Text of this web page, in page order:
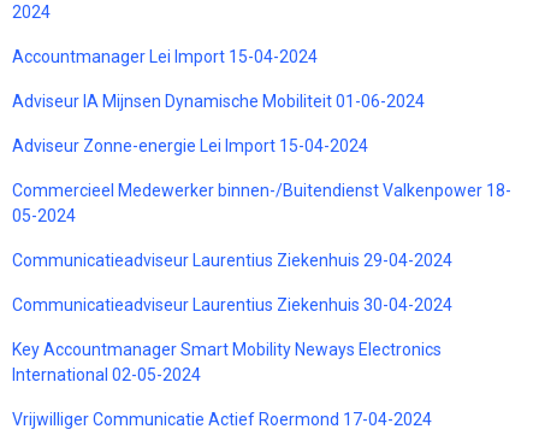
2024
Accountmanager Lei Import 15-04-2024
Adviseur IA Mijnsen Dynamische Mobiliteit 01-06-2024
Adviseur Zonne-energie Lei Import 15-04-2024
Commercieel Medewerker binnen-/Buitendienst Valkenpower 18-
05-2024
Communicatieadviseur Laurentius Ziekenhuis 29-04-2024
Communicatieadviseur Laurentius Ziekenhuis 30-04-2024
Key Accountmanager Smart Mobility Neways Electronics
International 02-05-2024
Vrijwilliger Communicatie Actief Roermond 17-04-2024